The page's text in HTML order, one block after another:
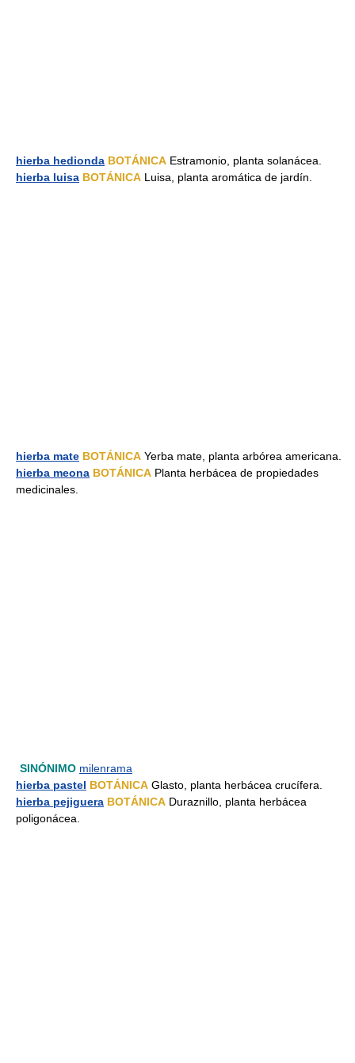
hierba hedionda BOTÁNICA Estramonio, planta solanácea.
hierba luisa BOTÁNICA Luisa, planta aromática de jardín.
hierba mate BOTÁNICA Yerba mate, planta arbórea americana.
hierba meona BOTÁNICA Planta herbácea de propiedades
medicinales.
SINÓNIMO milenrama
hierba pastel BOTÁNICA Glasto, planta herbácea crucífera.
hierba pejiguera BOTÁNICA Duraznillo, planta herbácea
poligonácea.